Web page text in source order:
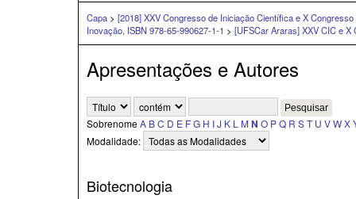
Capa > [2018] XXV Congresso de Iniciação Científica e X
Inovação, ISBN 978-65-990627-1-1 > [UFSCar Araras] XXV CIC e X
Apresentações e Autores
SobrenomeA BC D E FG H IJ K L MN O PQ R ST U VWX
Modalidade:
Biotecnologia